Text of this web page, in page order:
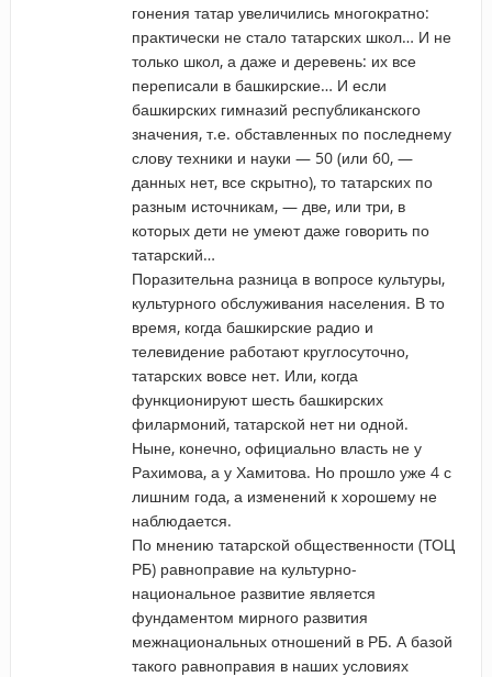
гонения татар увеличились многократно:
практически не стало татарских школ… И не
только школ, а даже и деревень: их все
переписали в башкирские… И если
башкирских гимназий республиканского
значения, т.е. обставленных по последнему
слову техники и науки — 50 (или 60, —
данных нет, все скрытно), то татарских по
разным источникам, — две, или три, в
которых дети не умеют даже говорить по
татарский…
Поразительна разница в вопросе культуры,
культурного обслуживания населения. В то
время, когда башкирские радио и
телевидение работают круглосуточно,
татарских вовсе нет. Или, когда
функционируют шесть башкирских
филармоний, татарской нет ни одной.
Ныне, конечно, официально власть не у
Рахимова, а у Хамитова. Но прошло уже 4 с
лишним года, а изменений к хорошему не
наблюдается.
По мнению татарской общественности (ТОЦ
РБ) равноправие на культурно-
национальное развитие является
фундаментом мирного развития
межнациональных отношений в РБ. А базой
такого равноправия в наших условиях